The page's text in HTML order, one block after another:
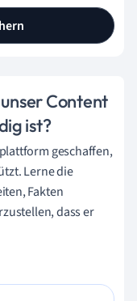
Content
ist?
geschaffen,
Lerne die
Fakten
dass er